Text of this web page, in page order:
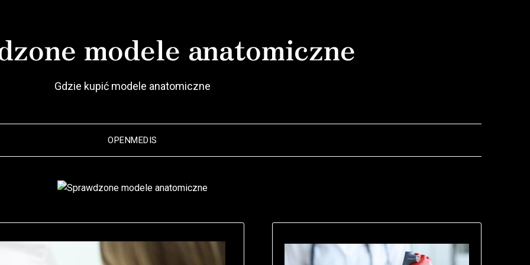
modele anatomiczne
Gdzie kupić modele anatomiczne
OPENMEDIS